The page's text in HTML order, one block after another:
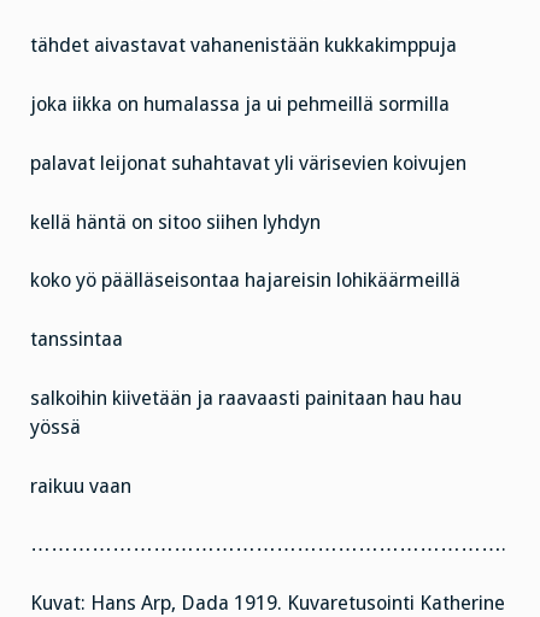
tähdet aivastavat vahanenistään kukkakimppuja
joka iikka on humalassa ja ui pehmeillä sormilla
palavat leijonat suhahtavat yli värisevien koivujen
kellä häntä on sitoo siihen lyhdyn
koko yö päälläseisontaa hajareisin lohikäärmeillä
tanssintaa
salkoihin kiivetään ja raavaasti painitaan hau hau
yössä
raikuu vaan
…………………………………………………………….
Kuvat: Hans Arp, Dada 1919. Kuvaretusointi Katherine